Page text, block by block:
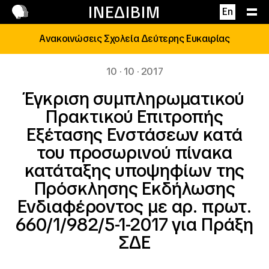
ΙΝΕΔΙΒΙΜ En
Επικοινωνία
Ανακοινώσεις Σχολεία Δεύτερης Ευκαιρίας
10 · 10 · 2017
Έγκριση συμπληρωματικού
Πρακτικού Επιτροπής
Εξέτασης Ενστάσεων κατά
του προσωρινού πίνακα
κατάταξης υποψηφίων της
Πρόσκλησης Εκδήλωσης
Ενδιαφέροντος με αρ. πρωτ.
660/1/982/5-1-2017 για Πράξη
ΣΔΕ